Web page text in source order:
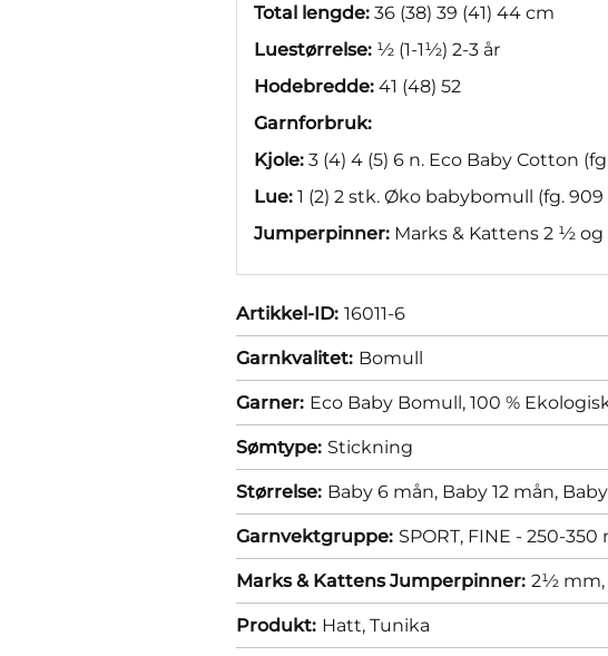
Total lengde: 36 (38) 39 (41) 44 cm
Luestørrelse: ½ (1-1½) 2-3 år
Hodebredde: 41 (48) 52
Garnforbruk:
Kjole: 3 (4) 4 (5) 6 n. Eco Baby Cotton
Lue: 1 (2) 2 stk. Øko babybomull (fg. 909
Jumperpinner: Marks & Kattens 2 ½
Artikkel-ID: 16011-6
Garnkvalitet: Bomull
Garner: Eco Baby Bomull, 100 %
Sømtype: Stickning
Størrelse: Baby 6 mån, Baby 12 mån,
Garnvektgruppe: SPORT, FINE - 250-350
Marks & Kattens Jumperpinner: 2½ mm,
Produkt: Hatt, Tunika